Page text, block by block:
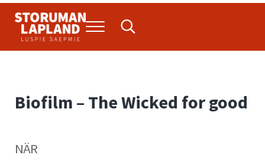
Storuman Lapland
Menu Search...
Biofilm – The Wicked for good
NÄR